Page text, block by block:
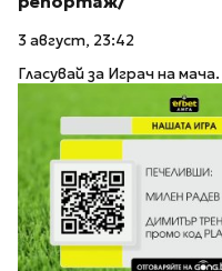
3 август, 23:42
Гласувай за Играч на